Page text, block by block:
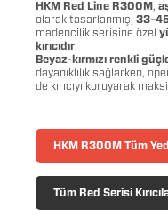
HKM Red Line R300M ,
olarak tasarlanmış,
madencilik serisine özel
kırıcıdır.
Beyaz-kırmızı renkli
dayanıklılık sağlarken,
de kırıcıyı koruyarak
HKM R300M Tüm
Tüm Red Serisi